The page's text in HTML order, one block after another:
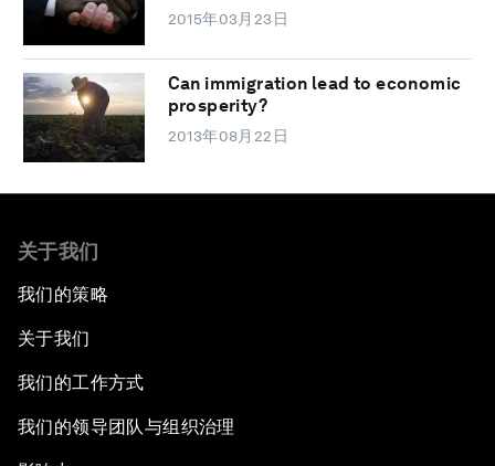
2015年03月23日
Can immigration lead to economic
prosperity?
2013年08月22日
关于我们
我们的策略
关于我们
我们的工作方式
我们的领导团队与组织治理